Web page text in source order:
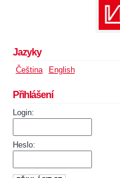
Jazyky
Čeština English
Přihlášení
Login:
Heslo: